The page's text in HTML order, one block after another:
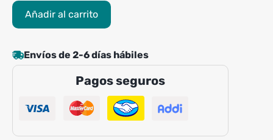
Bicicleta
Spinning
Sportfitness
Benevento
Añadir al carrito
Envíos de 2-6 días hábiles
Pagos seguros